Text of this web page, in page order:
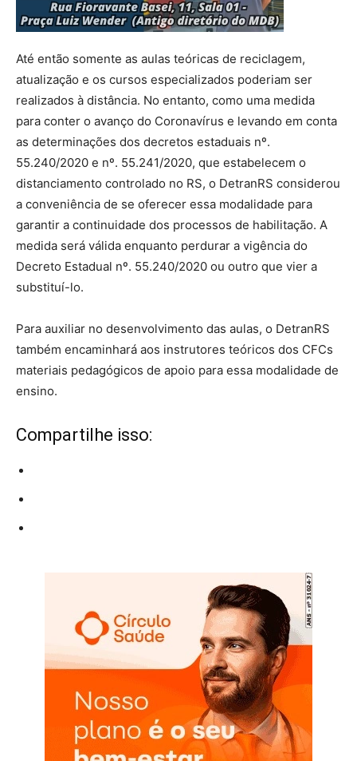
Até então somente as aulas teóricas de reciclagem,
atualização e os cursos especializados poderiam ser
realizados à distância. No entanto, como uma medida
para conter o avanço do Coronavírus e levando em conta
as determinações dos decretos estaduais nº.
55.240/2020 e nº. 55.241/2020, que estabelecem o
distanciamento controlado no RS, o DetranRS considerou
a conveniência de se oferecer essa modalidade para
garantir a continuidade dos processos de habilitação. A
medida será válida enquanto perdurar a vigência do
Decreto Estadual nº. 55.240/2020 ou outro que vier a
substituí-lo.
Para auxiliar no desenvolvimento das aulas, o DetranRS
também encaminhará aos instrutores teóricos dos CFCs
materiais pedagógicos de apoio para essa modalidade de
ensino.
Compartilhe isso: